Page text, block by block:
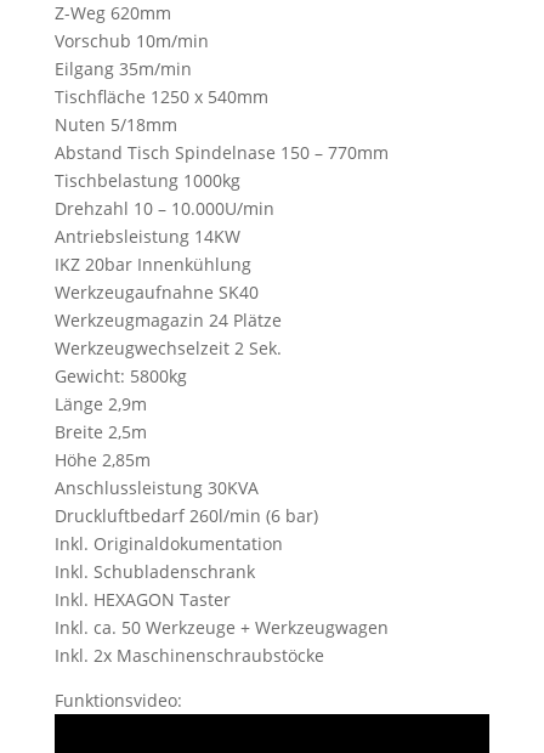
Z-Weg 620mm
Vorschub 10m/min
Eilgang 35m/min
Tischfläche 1250 x 540mm
Nuten 5/18mm
Abstand Tisch Spindelnase 150 – 770mm
Tischbelastung 1000kg
Drehzahl 10 – 10.000U/min
Antriebsleistung 14KW
IKZ 20bar Innenkühlung
Werkzeugaufnahne SK40
Werkzeugmagazin 24 Plätze
Werkzeugwechselzeit 2 Sek.
Gewicht: 5800kg
Länge 2,9m
Breite 2,5m
Höhe 2,85m
Anschlussleistung 30KVA
Druckluftbedarf 260l/min (6 bar)
Inkl. Originaldokumentation
Inkl. Schubladenschrank
Inkl. HEXAGON Taster
Inkl. ca. 50 Werkzeuge + Werkzeugwagen
Inkl. 2x Maschinenschraubstöcke
Funktionsvideo: